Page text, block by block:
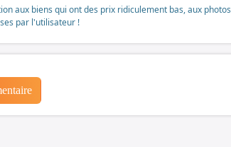
aux biens qui ont des prix ridiculement bas, aux photos
par l'utilisateur !